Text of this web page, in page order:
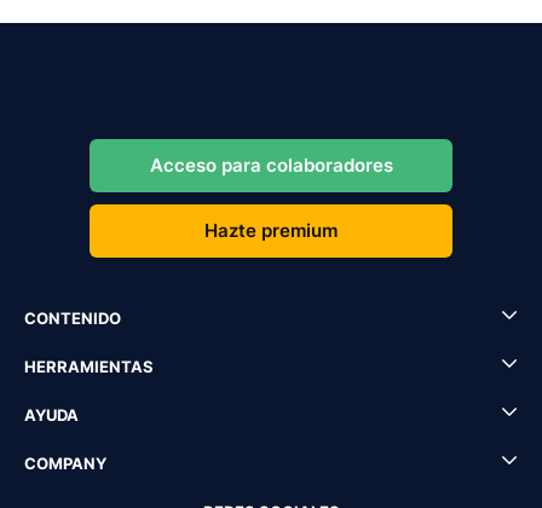
Acceso para colaboradores
Hazte premium
CONTENIDO
HERRAMIENTAS
AYUDA
COMPANY